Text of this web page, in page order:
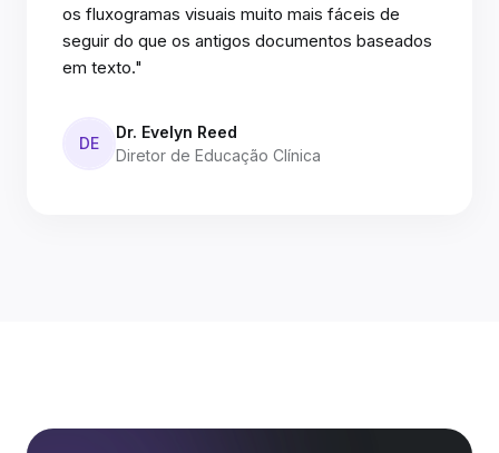
os fluxogramas visuais muito mais fáceis de
seguir do que os antigos documentos baseados
em texto."
DE
Dr. Evelyn Reed
Diretor de Educação Clínica